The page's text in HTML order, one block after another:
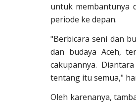
untuk membantunya
periode ke depan.
"Berbicara seni dan
dan budaya Aceh,
cakupannya.
tentang itu semua,"
Oleh karenanya,